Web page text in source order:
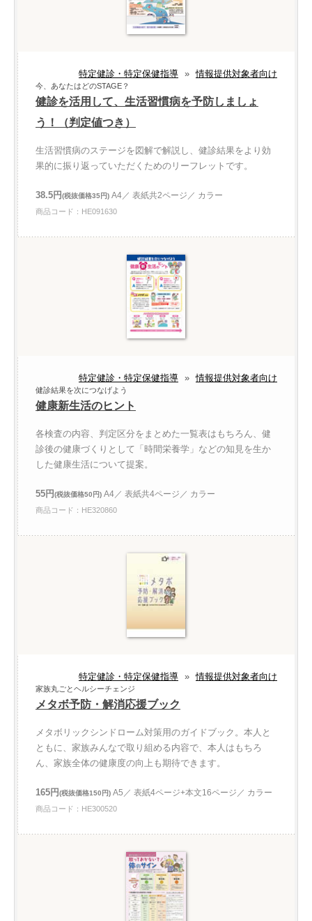
特定健診・特定保健指導 » 情報提供対象者向け
今、あなたはどのSTAGE？
健診を活用して、生活習慣病を予防しましょ
う！（判定値つき）
生活習慣病のステージを図解で解説し、健診結果をより効
果的に振り返っていただくためのリーフレットです。
38.5円(税抜価格35円) A4／ 表紙共2ページ／ カラー
商品コード：HE091630
特定健診・特定保健指導 » 情報提供対象者向け
健診結果を次につなげよう
健康新生活のヒント
各検査の内容、判定区分をまとめた一覧表はもちろん、健
診後の健康づくりとして「時間栄養学」などの知見を生か
した健康生活について提案。
55円(税抜価格50円) A4／ 表紙共4ページ／ カラー
商品コード：HE320860
特定健診・特定保健指導 » 情報提供対象者向け
家族丸ごとヘルシーチェンジ
メタボ予防・解消応援ブック
メタボリックシンドローム対策用のガイドブック。本人と
ともに、家族みんなで取り組める内容で、本人はもちろ
ん、家族全体の健康度の向上も期待できます。
165円(税抜価格150円) A5／ 表紙4ページ+本文16ページ／ カラー
商品コード：HE300520